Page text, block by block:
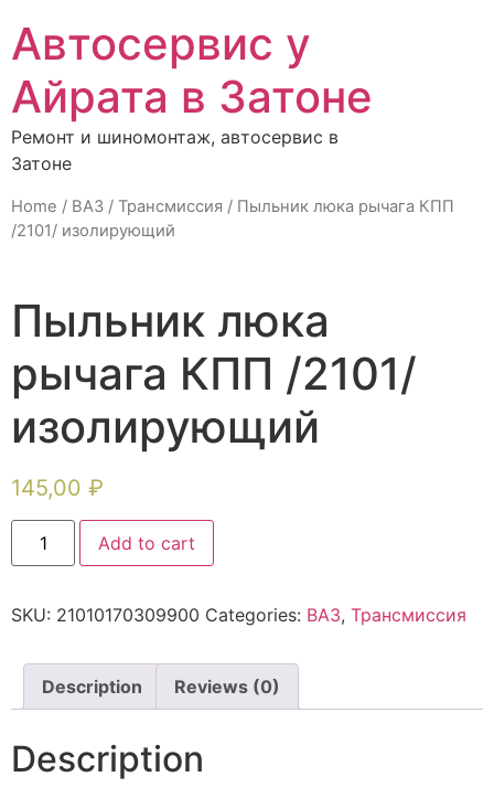
Автосервис у
Айрата в Затоне
Ремонт и шиномонтаж, автосервис в
Затоне
Home / ВАЗ / Трансмиссия / Пыльник люка рычага КПП
/2101/ изолирующий
Пыльник люка
рычага КПП /2101/
изолирующий
145,00 ₽
Add to cart
SKU: 21010170309900 Categories: ВАЗ, Трансмиссия
Description Reviews (0)
Description